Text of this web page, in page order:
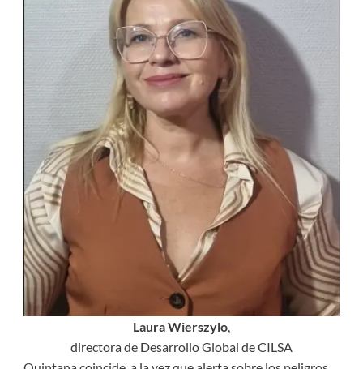
Laura Wierszylo,
directora de Desarrollo Global de CILSA